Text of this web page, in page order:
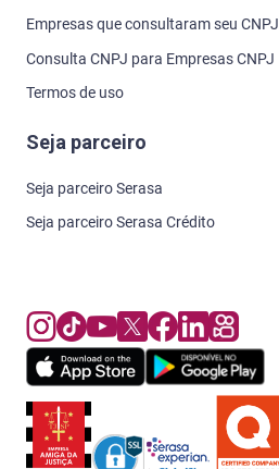
Empresas que consultaram seu CNPJ
Consulta CNPJ para Empresas CNPJ
Termos de uso
Seja parceiro
Seja parceiro Serasa
Seja parceiro Serasa Crédito